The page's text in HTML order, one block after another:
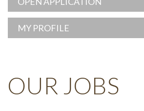
MY PROFILE
OUR JOBS